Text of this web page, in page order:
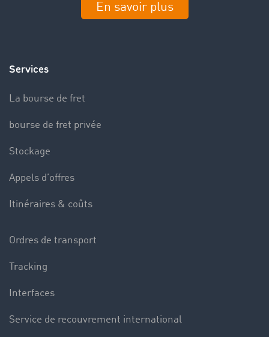
En savoir plus
Services
La bourse de fret
bourse de fret privée
Stockage
Appels d’offres
Itinéraires & coûts
Ordres de transport
Tracking
Interfaces
Service de recouvrement international